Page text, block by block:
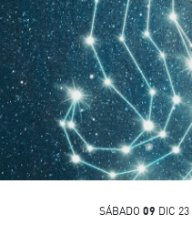
SÁBADO 09 DIC 23